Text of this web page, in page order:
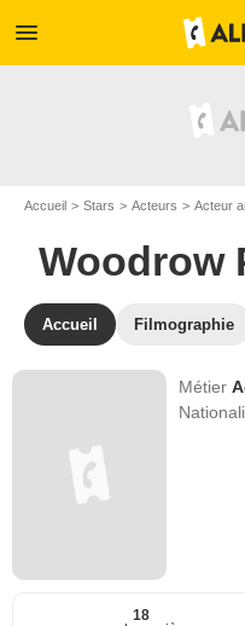
menu
Accueil Stars Acteurs Acteur
Woodrow
Accueil Filmographie
Métier
18